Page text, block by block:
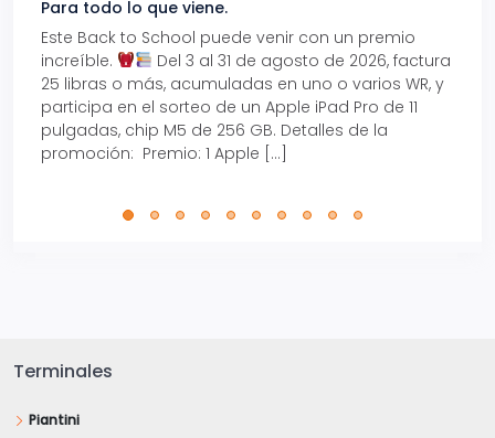
Para todo lo que viene.
Este Back to School puede venir con un premio
increíble.
Del 3 al 31 de agosto de 2026, factura
25 libras o más, acumuladas en uno o varios WR, y
participa en el sorteo de un Apple iPad Pro de 11
pulgadas, chip M5 de 256 GB. Detalles de la
promoción: Premio: 1 Apple […]
Terminales
Piantini